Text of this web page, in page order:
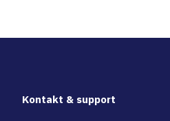
Kontakt & support